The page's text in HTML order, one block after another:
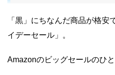
「黒」にちなんだ商品が格安
イデーセール」。
Amazonのビッグセールのひと